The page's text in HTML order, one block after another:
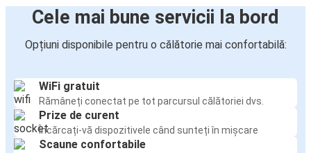
Cele mai bune servicii la bord
Opțiuni disponibile pentru o călătorie mai confortabilă:
WiFi gratuit
Rămâneți conectat pe tot parcursul călătoriei dvs.
Prize de curent
Încărcați-vă dispozitivele când sunteți în mișcare
Scaune confortabile